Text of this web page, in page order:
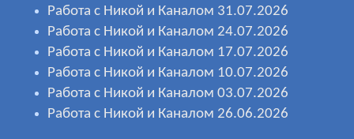
Работа с Никой и Каналом 31.07.2026
Работа с Никой и Каналом 24.07.2026
Работа с Никой и Каналом 17.07.2026
Работа с Никой и Каналом 10.07.2026
Работа с Никой и Каналом 03.07.2026
Работа с Никой и Каналом 26.06.2026